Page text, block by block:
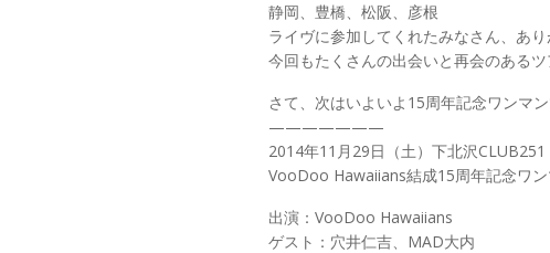
静岡、豊橋、松阪、彦根
ライヴに参加してくれたみなさん、あり
今回もたくさんの出会いと再会のあるツ
さて、次はいよいよ15周年記念ワンマン
———————
2014年11月29日（土）下北沢CLUB251
VooDoo Hawaiians結成15周年記念ワ
出演：VooDoo Hawaiians
ゲスト：穴井仁吉、MAD大内